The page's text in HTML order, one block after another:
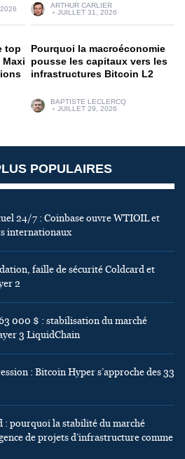
ARTHUR CARLIER
JUILLET 31, 2026
top
Pourquoi la macroéconomie
pousse les capitaux vers les
infrastructures Bitcoin L2
BAPTISTE LECLERCQ
JUILLET 29, 2026
POPULAIRES
24/7 : Coinbase ouvre WTIOIL et
internationaux
faille de sécurité Coldcard et
2
000 $ : stabilisation du marché
3 LiquidChain
: Bitcoin Hyper s’approche des 33
: pourquoi la stabilité du marché
de projets d’infrastructure comme